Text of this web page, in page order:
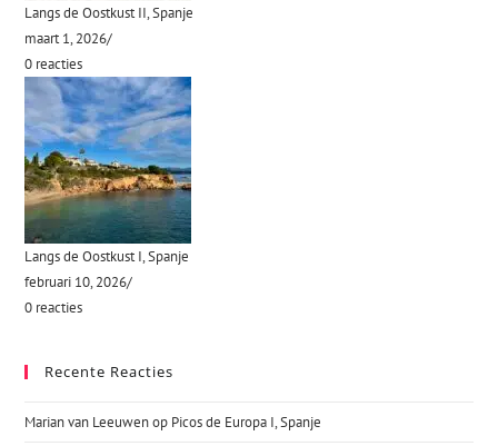
Langs de Oostkust II, Spanje
maart 1, 2026/
0 reacties
Langs de Oostkust I, Spanje
februari 10, 2026/
0 reacties
Recente Reacties
Marian van Leeuwenop Picos de Europa I, Spanje